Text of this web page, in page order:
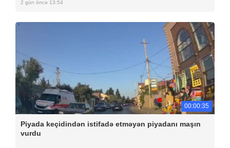
2 gün öncə 13:54
00:00:35
Piyada keçidindən istifadə etməyən piyadanı maşın
vurdu